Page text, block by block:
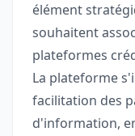
élément
souhaitent
plateformes
La plateforme
facilitation des
d'information,